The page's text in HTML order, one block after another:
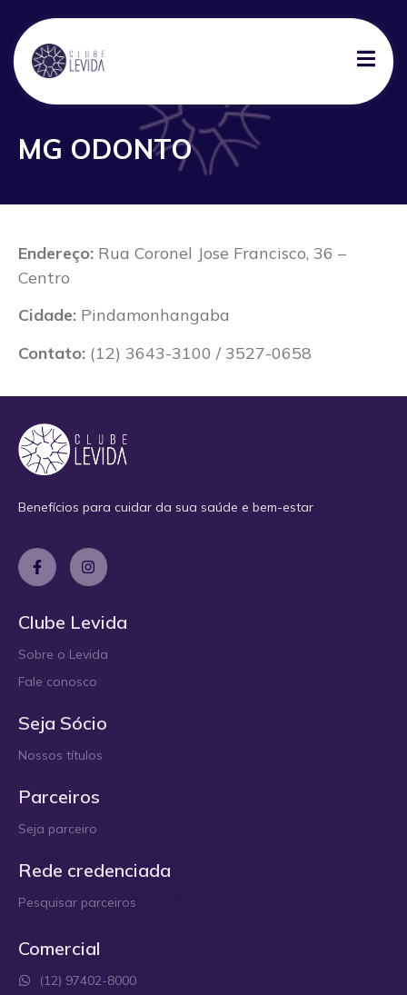
MG ODONTO
Endereço: Rua Coronel Jose Francisco, 36 –
Centro
Cidade: Pindamonhangaba
Contato: (12) 3643-3100 / 3527-0658
Benefícios para cuidar da sua saúde e bem-estar
Clube Levida
Sobre o Levida
Fale conosco
Seja Sócio
Nossos títulos
Parceiros
Seja parceiro
Rede credenciada
Pesquisar parceiros
Comercial
(12) 97402-8000